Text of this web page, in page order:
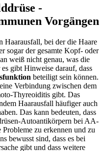
-
Vorgängen
bei der die Haare
sogar der gesamte Kopf- oder
weiß nicht genau, was die
gibt Hinweise darauf, dass
beteiligt sein können.
Verbindung zwischen dem
Thyreoiditis gibt. Das
Haarausfall häufiger auch
Das kann bedeuten, dass
Autoantikörpern bei AA-
zu erkennen und zu
bewusst sind, dass es bei
gibt und dass weitere